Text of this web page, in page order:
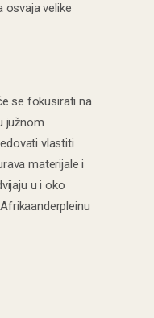
osvaja velike
se fokusirati na
južnom
vlastiti
materijale i
u i oko